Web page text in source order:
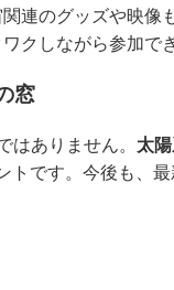
連のグッズや映像
クしながら参加で
窓
はありません。 太
です。今後も、